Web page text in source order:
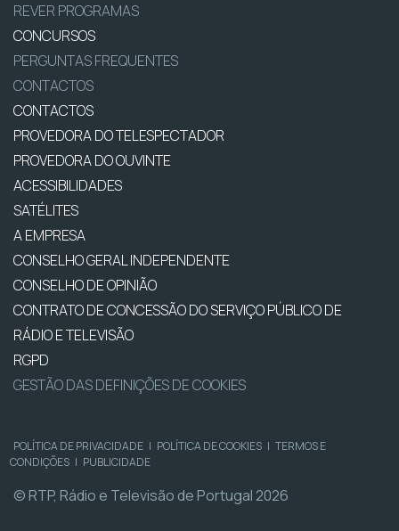
REVER PROGRAMAS
CONCURSOS
PERGUNTAS FREQUENTES
CONTACTOS
CONTACTOS
PROVEDORA DO TELESPECTADOR
PROVEDORA DO OUVINTE
ACESSIBILIDADES
SATÉLITES
A EMPRESA
CONSELHO GERAL INDEPENDENTE
CONSELHO DE OPINIÃO
CONTRATO DE CONCESSÃO DO SERVIÇO PÚBLICO DE
RÁDIO E TELEVISÃO
RGPD
GESTÃO DAS DEFINIÇÕES DE COOKIES
POLÍTICA DE PRIVACIDADE | POLÍTICA DE COOKIES | TERMOS E
CONDIÇÕES | PUBLICIDADE
© RTP, Rádio e Televisão de Portugal 2026